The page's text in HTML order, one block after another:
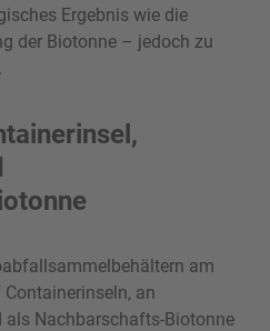
Ergebnis wie die
der Biotonne – jedoch zu
am
an
Nachbarschafts-Biotonne